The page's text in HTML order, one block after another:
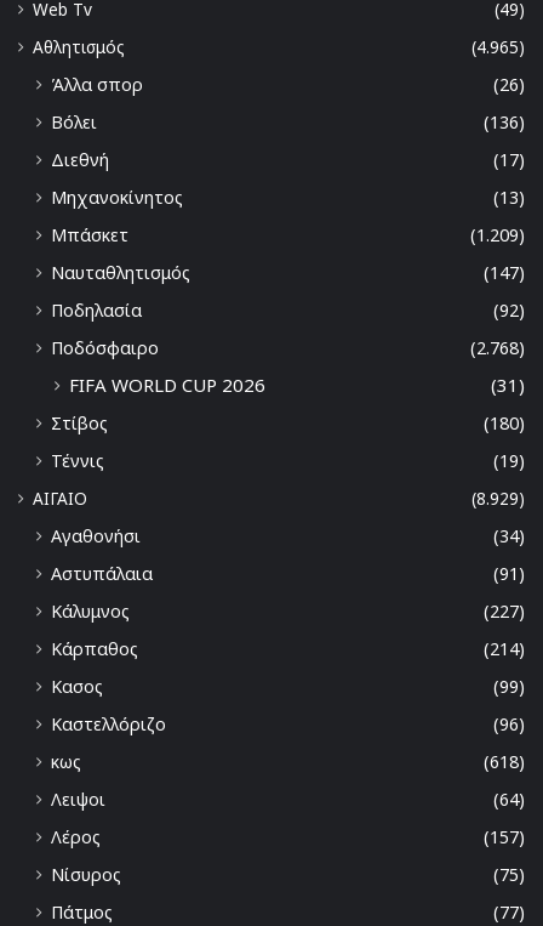
Web Tv
(49)
Αθλητισμός
(4.965)
Άλλα σπορ
(26)
Βόλει
(136)
Διεθνή
(17)
Μηχανοκίνητος
(13)
Μπάσκετ
(1.209)
Ναυταθλητισμός
(147)
Ποδηλασία
(92)
Ποδόσφαιρο
(2.768)
FIFA WORLD CUP 2026 (31)
Στίβος
(180)
Τέννις
(19)
ΑΙΓΑΙΟ
(8.929)
Αγαθονήσι
(34)
Αστυπάλαια
(91)
Κάλυμνος
(227)
Κάρπαθος
(214)
Κασος
(99)
Καστελλόριζο
(96)
κως
(618)
Λειψοι
(64)
Λέρος
(157)
Νίσυρος
(75)
Πάτμος
(77)